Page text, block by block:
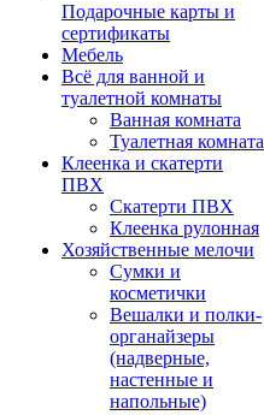
Подарочные карты и
сертификаты
Мебель
Всё для ванной и
туалетной комнаты
Ванная комната
Туалетная комната
Клеенка и скатерти
ПВХ
Скатерти ПВХ
Клеенка рулонная
Хозяйственные мелочи
Сумки и
косметички
Вешалки и полки-
органайзеры
(надверные,
настенные и
напольные)